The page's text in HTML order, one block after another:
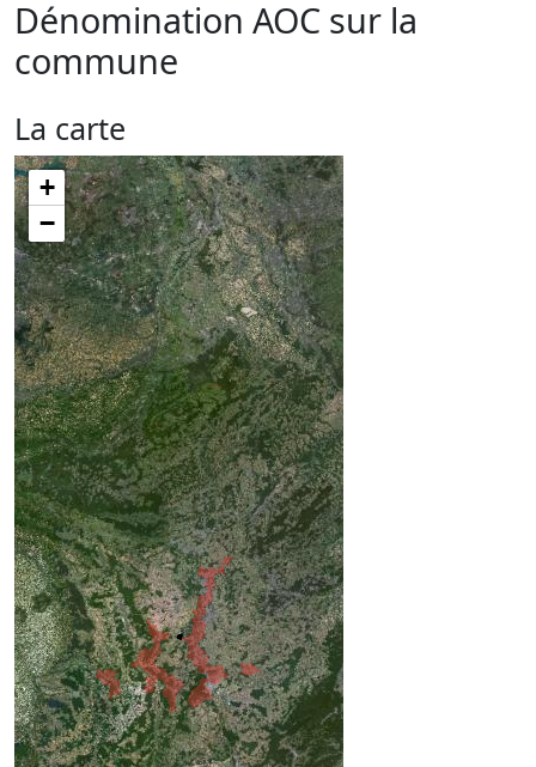
Dénomination AOC sur la
commune
La carte
+
−